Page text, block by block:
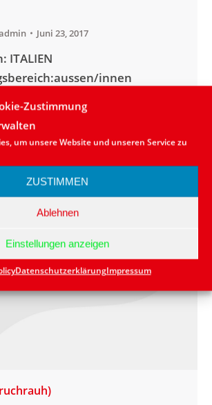
Zustimmung
um unsere Website und unseren Service zu
ZUSTIMMEN
Ablehnen
Einstellungen anzeigen
DatenschutzerklärungImpressum
Juni 23, 2017
ITALIEN
innen
lieferbar Naturstein:
Weiß